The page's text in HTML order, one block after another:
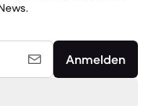
Anmelden